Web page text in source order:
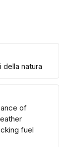
natura
of
fuel